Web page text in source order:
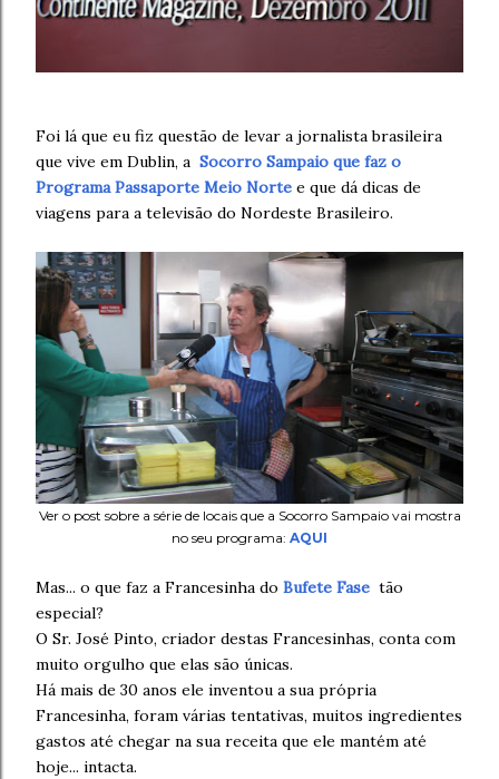
Foi lá que eu fiz questão de levar a jornalista brasileira
que vive em Dublin, a Socorro Sampaio que faz o
Programa Passaporte Meio Norte e que dá dicas de
viagens para a televisão do Nordeste Brasileiro.
Ver o post sobre a série de locais que a Socorro Sampaio vai mostra
no seu programa: AQUI
Mas... o que faz a Francesinha do Bufete Fase tão
especial?
O Sr. José Pinto, criador destas Francesinhas, conta com
muito orgulho que elas são únicas.
Há mais de 30 anos ele inventou a sua própria
Francesinha, foram várias tentativas, muitos ingredientes
gastos até chegar na sua receita que ele mantém até
hoje... intacta.